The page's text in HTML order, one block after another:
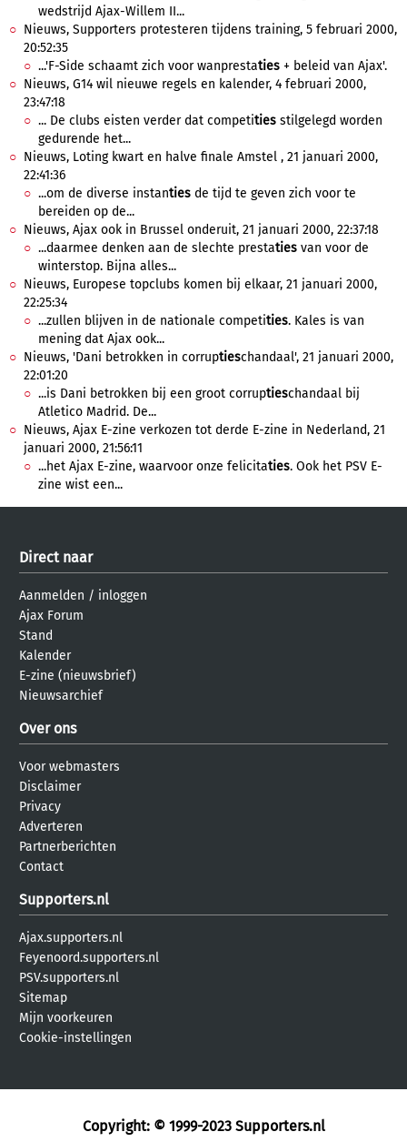
wedstrijd Ajax-Willem II...
Nieuws, Supporters protesteren tijdens training, 5 februari 2000,
20:52:35
...'F-Side schaamt zich voor wanprestaties + beleid van Ajax'.
Nieuws, G14 wil nieuwe regels en kalender, 4 februari 2000,
23:47:18
... De clubs eisten verder dat competities stilgelegd worden
gedurende het...
Nieuws, Loting kwart en halve finale Amstel , 21 januari 2000,
22:41:36
...om de diverse instanties de tijd te geven zich voor te
bereiden op de...
Nieuws, Ajax ook in Brussel onderuit, 21 januari 2000, 22:37:18
...daarmee denken aan de slechte prestaties van voor de
winterstop. Bijna alles...
Nieuws, Europese topclubs komen bij elkaar, 21 januari 2000,
22:25:34
...zullen blijven in de nationale competities. Kales is van
mening dat Ajax ook...
Nieuws, 'Dani betrokken in corruptieschandaal', 21 januari 2000,
22:01:20
...is Dani betrokken bij een groot corruptieschandaal bij
Atletico Madrid. De...
Nieuws, Ajax E-zine verkozen tot derde E-zine in Nederland, 21
januari 2000, 21:56:11
...het Ajax E-zine, waarvoor onze felicitaties. Ook het PSV E-
zine wist een...
Direct naar
Aanmelden / inloggen
Ajax Forum
Stand
Kalender
E-zine (nieuwsbrief)
Nieuwsarchief
Over ons
Voor webmasters
Disclaimer
Privacy
Adverteren
Partnerberichten
Contact
Supporters.nl
Ajax.supporters.nl
Feyenoord.supporters.nl
PSV.supporters.nl
Sitemap
Mijn voorkeuren
Cookie-instellingen
Copyright: © 1999-2023 Supporters.nl